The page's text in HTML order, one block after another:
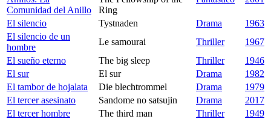
Comunidad del Anillo
Ring
El silencio Tystnaden Drama
1963
El silencio de un
hombre
Le samourai Thriller
1967
El sueño eterno
The big sleep Thriller
1946
El sur
El sur Drama
1982
El tambor de hojalata
Die blechtrommel Drama
1979
El tercer asesinato
Sandome no satsujin Drama
2017
El tercer hombre
The third man Thriller
1949